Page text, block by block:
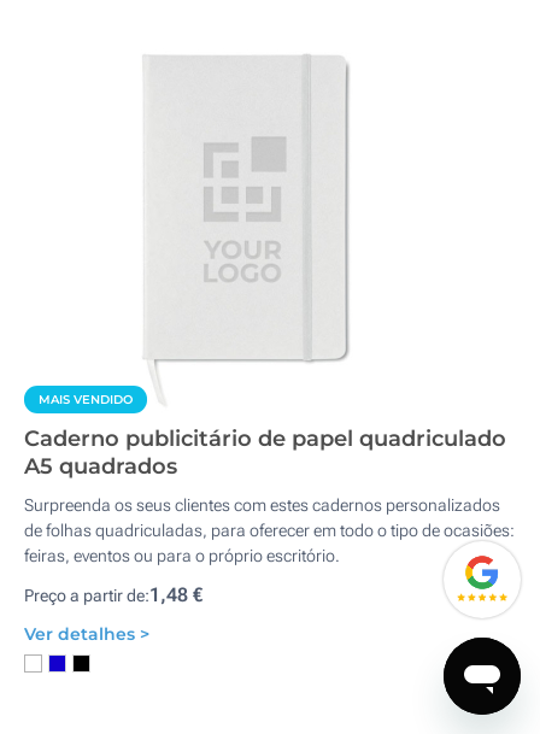
MAIS VENDIDO
Caderno publicitário de papel quadriculado
A5 quadrados
Surpreenda os seus clientes com estes cadernos personalizados
de folhas quadriculadas, para oferecer em todo o tipo de ocasiões:
feiras, eventos ou para o próprio escritório.
Preço a partir de:1,48 €
Ver detalhes >